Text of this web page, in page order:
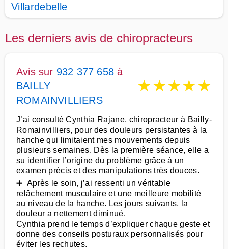
Villardebelle
Les derniers avis de chiropracteurs
Avis sur 932 377 658 à
BAILLY
ROMAINVILLIERS
★★★★★
J’ai consulté Cynthia Rajane, chiropracteur à Bailly-
Romainvilliers, pour des douleurs persistantes à la
hanche qui limitaient mes mouvements depuis
plusieurs semaines. Dès la première séance, elle a
su identifier l’origine du problème grâce à un
examen précis et des manipulations très douces.
➕ Après le soin, j’ai ressenti un véritable
relâchement musculaire et une meilleure mobilité
au niveau de la hanche. Les jours suivants, la
douleur a nettement diminué.
Cynthia prend le temps d’expliquer chaque geste et
donne des conseils posturaux personnalisés pour
éviter les rechutes.